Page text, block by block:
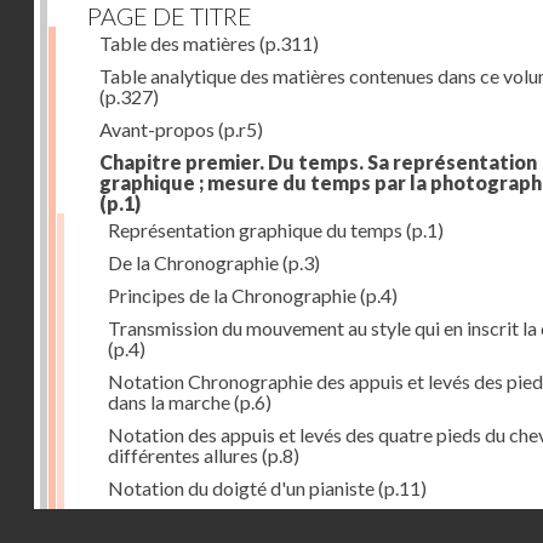
PAGE DE TITRE
Table des matières (p.311)
Table analytique des matières contenues dans ce
(p.327)
Avant-propos (p.r5)
Chapitre premier. Du temps. Sa représentation
graphique ; mesure du temps par la
(p.1)
Représentation graphique du temps (p.1)
De la Chronographie(p.3)
Principes de la Chronographie(p.4)
Transmission du mouvement au style qui en inscrit la
(p.4)
Notation Chronographie des appuis et levés des
dans la marche(p.6)
Notation des appuis et levés des quatre pieds du
différentes allures (p.8)
Notation du doigté d'un pianiste(p.11)